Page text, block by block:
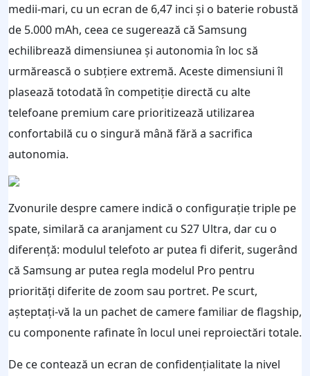
medii-mari, cu un ecran de 6,47 inci și o baterie robustă
de 5.000 mAh, ceea ce sugerează că Samsung
echilibrează dimensiunea și autonomia în loc să
urmărească o subțiere extremă. Aceste dimensiuni îl
plasează totodată în competiție directă cu alte
telefoane premium care prioritizează utilizarea
confortabilă cu o singură mână fără a sacrifica
autonomia.
Zvonurile despre camere indică o configurație triple pe
spate, similară ca aranjament cu S27 Ultra, dar cu o
diferență: modulul telefoto ar putea fi diferit, sugerând
că Samsung ar putea regla modelul Pro pentru
priorități diferite de zoom sau portret. Pe scurt,
așteptați-vă la un pachet de camere familiar de flagship,
cu componente rafinate în locul unei reproiectări totale.
De ce contează un ecran de confidențialitate la nivel